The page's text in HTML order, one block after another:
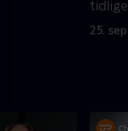
25.